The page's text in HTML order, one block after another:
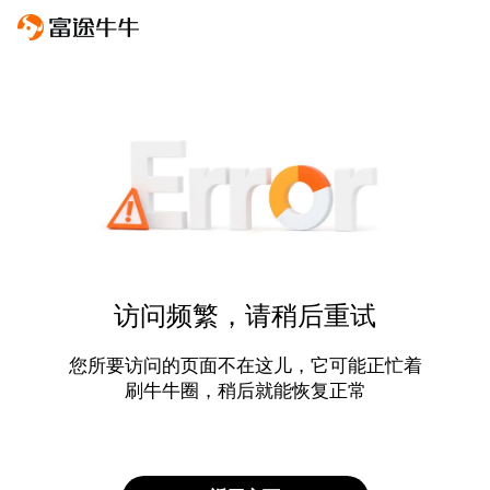
访问频繁，请稍后重试
您所要访问的页面不在这儿，它可能正忙着
刷牛牛圈，稍后就能恢复正常